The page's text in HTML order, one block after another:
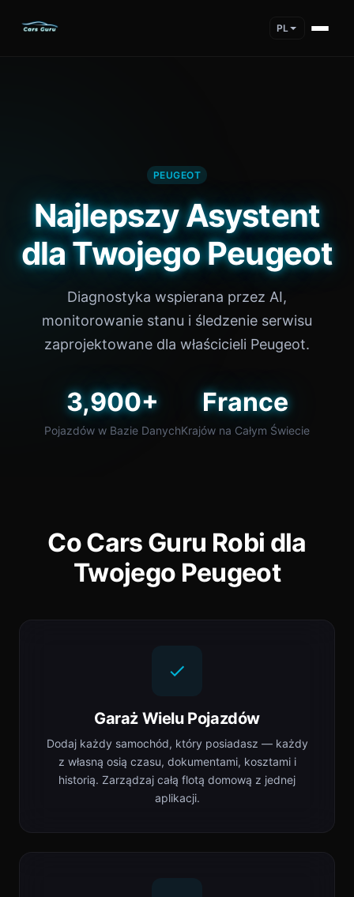
PL
PEUGEOT
Najlepszy Asystent
dla Twojego Peugeot
Diagnostyka wspierana przez AI,
monitorowanie stanu i śledzenie serwisu
zaprojektowane dla właścicieli Peugeot.
3,900+
Pojazdów w Bazie Danych
France
Krajów na Całym Świecie
Co Cars Guru Robi dla
Twojego Peugeot
Garaż Wielu Pojazdów
Dodaj każdy samochód, który posiadasz — każdy
z własną osią czasu, dokumentami, kosztami i
historią. Zarządzaj całą flotą domową z jednej
aplikacji.